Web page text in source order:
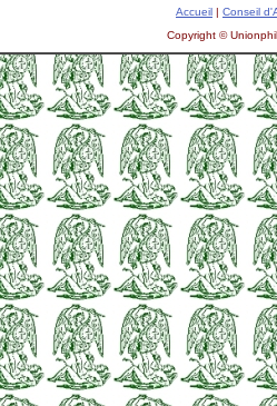
Accueil | Conseil
Copyright ©